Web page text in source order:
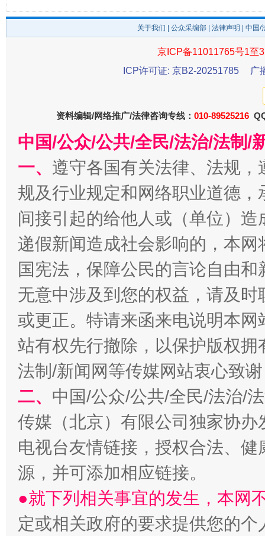
东山县通报“牛蛙产品抗生素超标问题” 法
揭开“小金库”的免责幌子
受贿1.44亿！段成刚被判无期 从幼
关于我们 公众采编部 法律声明 | 中国
京ICP备11011765号1至
ICP许可证: 京B2-20251785
广
资料编辑/网络推广/法律咨询专线： 010-89525216
中国/公众/公共/全民/法治/法制/
一、 遵守各国有关法律、法规
规及行业规定和网络职业道德
间接引起的给他人或（单位）
递假新闻造成社会影响的，本
国宪法，保障公民的言论自由
无意中涉及到您的权益，请及
或更正。特请来函来电说明本
站有权先行撤除，以保护版权
法制/新闻网等传媒网站衷心致
二、 中国/公众/公共/全民/法治/
传媒（北京）有限公司独家协
电视台友情链接，授权合法、
源，并可添加相应链接。
●就下列相关事宜的发生，本网
定或相关政府的要求提供您的个